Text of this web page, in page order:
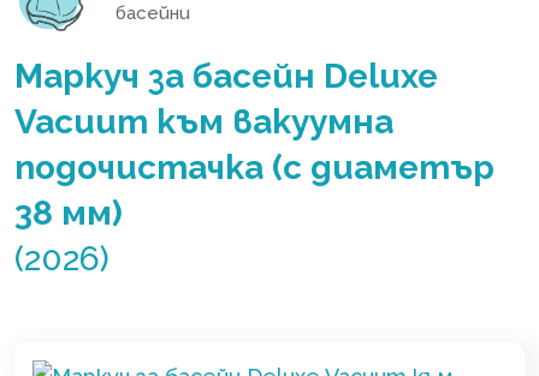
басейни
Маркуч за басейн Deluxe
Vacuum към вакуумна
подочистачка (с диаметър
38 мм)
(2026)